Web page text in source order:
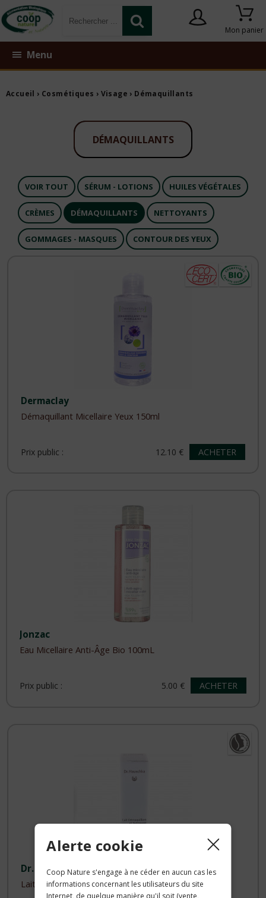
Mon panier
Menu
Accueil › Cosmétiques › Visage › Démaquillants
DÉMAQUILLANTS
VOIR TOUT SÉRUM - LOTIONS HUILES VÉGÉTALES
CRÈMES DÉMAQUILLANTS NETTOYANTS
GOMMAGES - MASQUES CONTOUR DES YEUX
Dermaclay
Démaquillant Micellaire Yeux 150ml
Prix public : 12.10 € ACHETER
Jonzac
Eau Micellaire Anti-Âge Bio 100mL
Prix public : 5.00 € ACHETER
Dr. Hauschka
Lait Démaquillant Nettoyant Visage NaTrue 145ml
Alerte cookie
Coop Nature s'engage à ne céder en aucun cas les
informations concernant les utilisateurs du site
Internet, de quelque manière qu'il soit (vente,